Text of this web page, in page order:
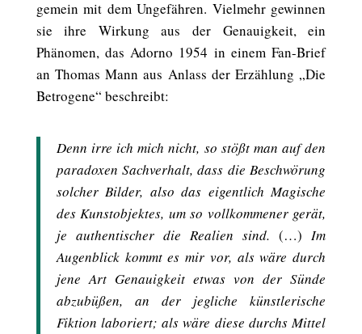
gemein mit dem Ungefähren. Vielmehr gewinnen
sie ihre Wirkung aus der Genauigkeit, ein
Phänomen, das Adorno 1954 in einem Fan-Brief
an Thomas Mann aus Anlass der Erzählung „Die
Betrogene“ beschreibt:
Denn irre ich mich nicht, so stößt man auf den
paradoxen Sachverhalt, dass die Beschwörung
solcher Bilder, also das eigentlich Magische
des Kunstobjektes, um so vollkommener gerät,
je authentischer die Realien sind.(…)Im
Augenblick kommt es mir vor, als wäre durch
jene Art Genauigkeit etwas von der Sünde
abzubüßen, an der jegliche künstlerische
Fiktion laboriert; als wäre diese durchs Mittel